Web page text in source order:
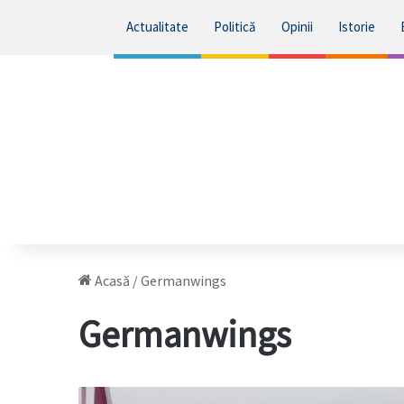
Actualitate Politică Opinii Istorie
Acasă /Germanwings
Germanwings
Autoritatea